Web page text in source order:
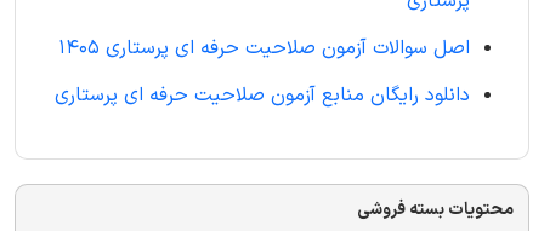
اصل سوالات آزمون صلاحیت حرفه ای پرستاری 1405
دانلود رایگان منابع آزمون صلاحیت حرفه ای پرستاری
محتویات بسته فروشی